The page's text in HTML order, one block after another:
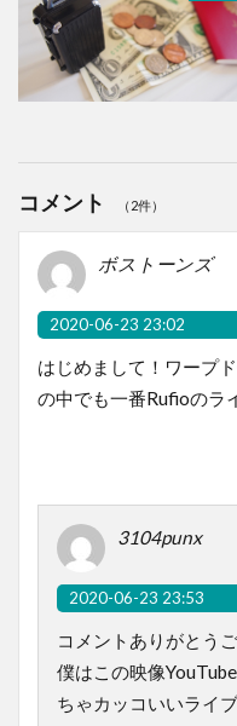
コメント （2件）
ボストーンズ
2020-06-23 23:02
はじめまして！ワープ
の中でも一番Rufioのラ
3104punx
2020-06-23 23:53
コメントありがとう
僕はこの映像
ちゃカッコいいライ